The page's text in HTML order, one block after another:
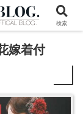
嫁着付
検索